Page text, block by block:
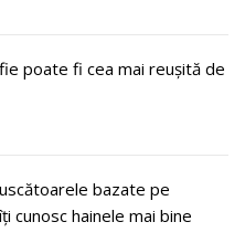
poate fi cea mai reușită de
bazate pe
cunosc hainele mai bine